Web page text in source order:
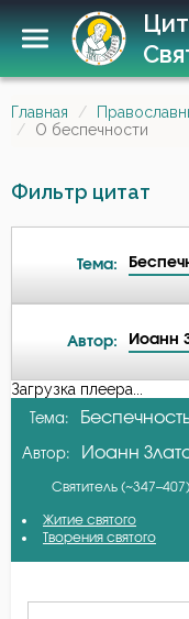
Главная
О беспечности
Фильтр цитат
Тема:
Ад
Ангел Хранитель
Антихрист
Автор: Иоанн
А-я
Авва Исайя
Варсонофий
Ефрем Сирин
Загрузка плеера...
Тема:
Автор: Иоанн
Святитель (~347–407)
Житие святого
Творения святого